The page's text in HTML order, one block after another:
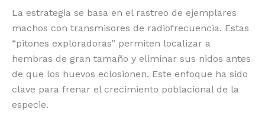
La estrategia se basa en el rastreo de ejemplares
machos con transmisores de radiofrecuencia. Estas
“pitones exploradoras” permiten localizar a
hembras de gran tamaño y eliminar sus nidos antes
de que los huevos eclosionen. Este enfoque ha sido
clave para frenar el crecimiento poblacional de la
especie.